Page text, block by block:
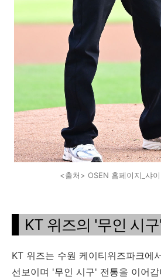
<출처> OSEN 홈페이지_샤
KT 위즈의 '무인 시
KT 위즈는 수원 케이티위즈파크에
선보이며 '무인 시구' 전통을 이어